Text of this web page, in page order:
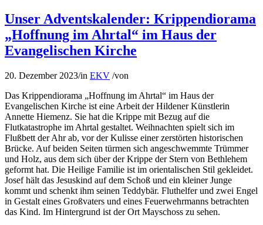
Unser Adventskalender: Krippendiorama
„Hoffnung im Ahrtal“ im Haus der
Evangelischen Kirche
20. Dezember 2023/in EKV /von
Das Krippendiorama „Hoffnung im Ahrtal“ im Haus der
Evangelischen Kirche ist eine Arbeit der Hildener Künstlerin
Annette Hiemenz. Sie hat die Krippe mit Bezug auf die
Flutkatastrophe im Ahrtal gestaltet. Weihnachten spielt sich im
Flußbett der Ahr ab, vor der Kulisse einer zerstörten historischen
Brücke. Auf beiden Seiten türmen sich angeschwemmte Trümmer
und Holz, aus dem sich über der Krippe der Stern von Bethlehem
geformt hat. Die Heilige Familie ist im orientalischen Stil gekleidet.
Josef hält das Jesuskind auf dem Schoß und ein kleiner Junge
kommt und schenkt ihm seinen Teddybär. Fluthelfer und zwei Engel
in Gestalt eines Großvaters und eines Feuerwehrmanns betrachten
das Kind. Im Hintergrund ist der Ort Mayschoss zu sehen.